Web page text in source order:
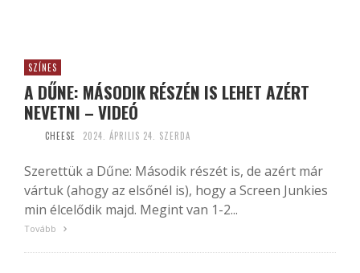
SZÍNES
A DŰNE: MÁSODIK RÉSZÉN IS LEHET AZÉRT
NEVETNI – VIDEÓ
CHEESE 2024. ÁPRILIS 24. SZERDA
Szerettük a Dűne: Második részét is, de azért már
vártuk (ahogy az elsőnél is), hogy a Screen Junkies
min élcelődik majd. Megint van 1-2...
Tovább